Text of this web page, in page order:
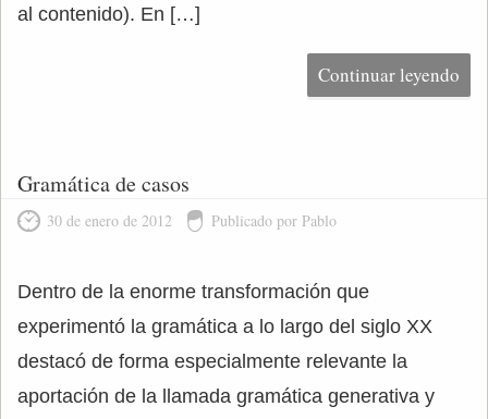
al contenido). En […]
Continuar leyendo
Gramática de casos
30 de enero de 2012 Publicado por Pablo
Dentro de la enorme transformación que
experimentó la gramática a lo largo del siglo XX
destacó de forma especialmente relevante la
aportación de la llamada gramática generativa y